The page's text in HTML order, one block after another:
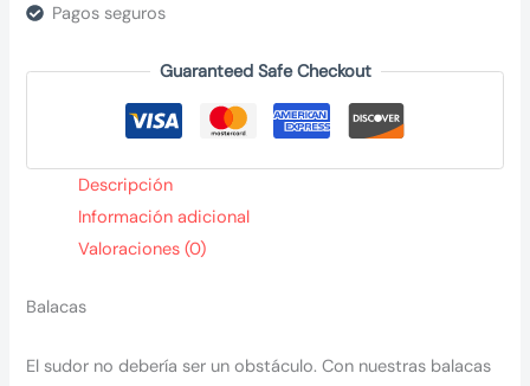
Pagos seguros
Guaranteed Safe Checkout
Descripción
Información adicional
Valoraciones (0)
Balacas
El sudor no debería ser un obstáculo. Con nuestras balacas